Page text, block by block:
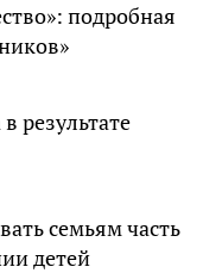
подробная
результате
семьям часть
детей